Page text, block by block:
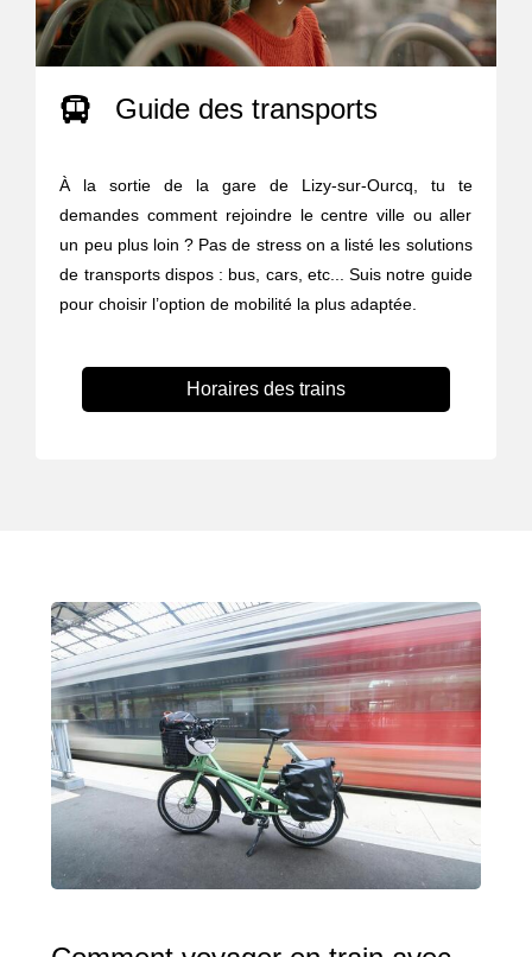
Guide des transports
À la sortie de la gare de Lizy-sur-Ourcq, tu te
demandes comment rejoindre le centre ville ou aller
un peu plus loin ? Pas de stress on a listé les solutions
de transports dispos : bus, cars, etc... Suis notre guide
pour choisir l’option de mobilité la plus adaptée.
Horaires des trains